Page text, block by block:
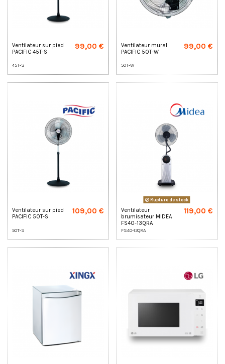
Ventilateur sur pied
PACIFIC 45T-S
45T-S
99,00 €
Ventilateur mural
PACIFIC 50T-W
50T-W
99,00 €
Ventilateur sur pied
PACIFIC 50T-S
50T-S
109,00 €
Rupture de stock
Ventilateur
brumisateur MIDEA
FS40-13QRA
FS40-13QRA
119,00 €